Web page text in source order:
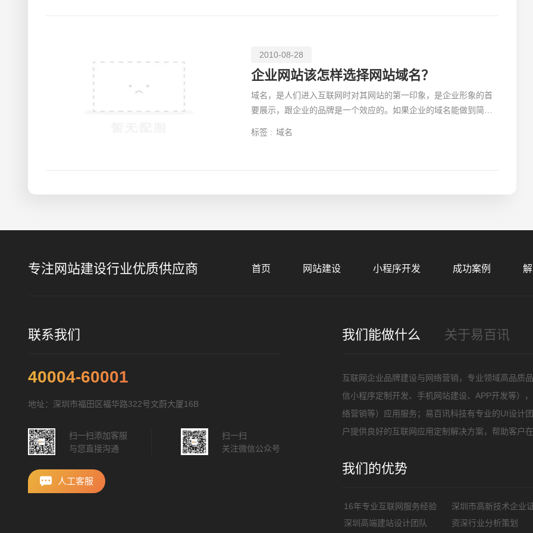
2010-08-28
企业网站该怎样选择网站域名？
域名，是人们进入互联网时对其网站的第一印象，是企业形象的首
要展示，跟企业的品牌是一个效应的。如果企业的域名能做到简洁
标签 : 域名
专注网站建设行业优质供应商 首页 网站建设 小程序开发 成功案例
联系我们
40004-60001
地址：深圳市福田区福华路322号文蔚大厦16B
扫一扫添加客服
与您直接沟通
扫一扫
关注微信公众号
人工客服
我们能做什么 关于易百讯
互联网企业品牌建设与网络营销，专业领域高品质
信小程序定制开发、手机网站建设、APP开发等）
络营销等）应用服务；易百讯科技有专业的UI设计
户提供良好的互联网应用定制解决方案，帮助客户
我们的优势
16年专业互联网服务经验 深圳市高新技术企业
深圳高端建站设计团队
资深行业分析策划